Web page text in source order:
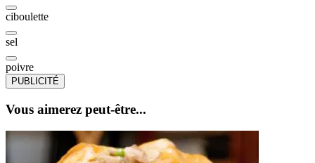
ciboulette
sel
poivre
PUBLICITÉ
Vous aimerez peut-être...